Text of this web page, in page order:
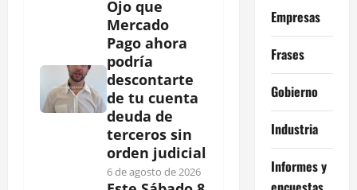
Ojo que
Mercado
Pago ahora
podría
descontarte
de tu cuenta
deuda de
terceros sin
orden judicial
6 de agosto de 2026
Empresas
Frases
Gobierno
Industria
Informes y